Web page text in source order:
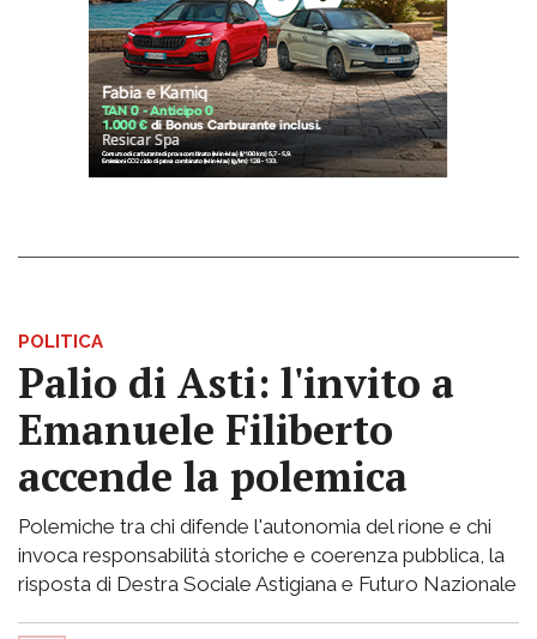
POLITICA
Palio di Asti: l'invito a
Emanuele Filiberto
accende la polemica
Polemiche tra chi difende l'autonomia del rione e chi
invoca responsabilità storiche e coerenza pubblica, la
risposta di Destra Sociale Astigiana e Futuro Nazionale